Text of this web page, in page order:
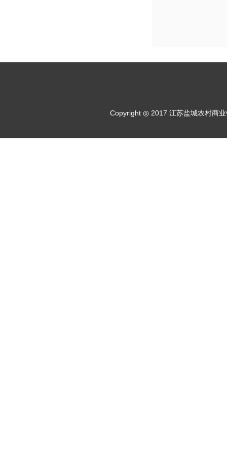
Copyright ◎ 2017 江苏盐城农村商